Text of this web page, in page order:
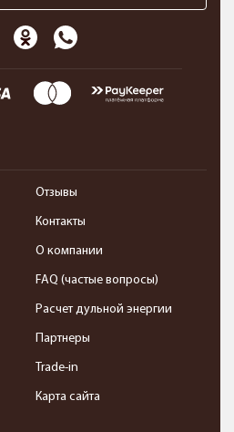
Отзывы
Контакты
О компании
FAQ (частые вопросы)
Расчет дульной энергии
Партнеры
Trade-in
Карта сайта